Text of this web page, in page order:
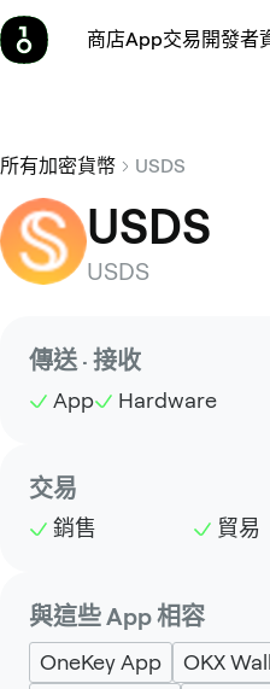
商店App交易開發者
所有加密貨幣 USDS
USDS
USDS
傳送 · 接收
App Hardware
交易
銷售 貿易
與這些 App 相容
OneKey App
OKX